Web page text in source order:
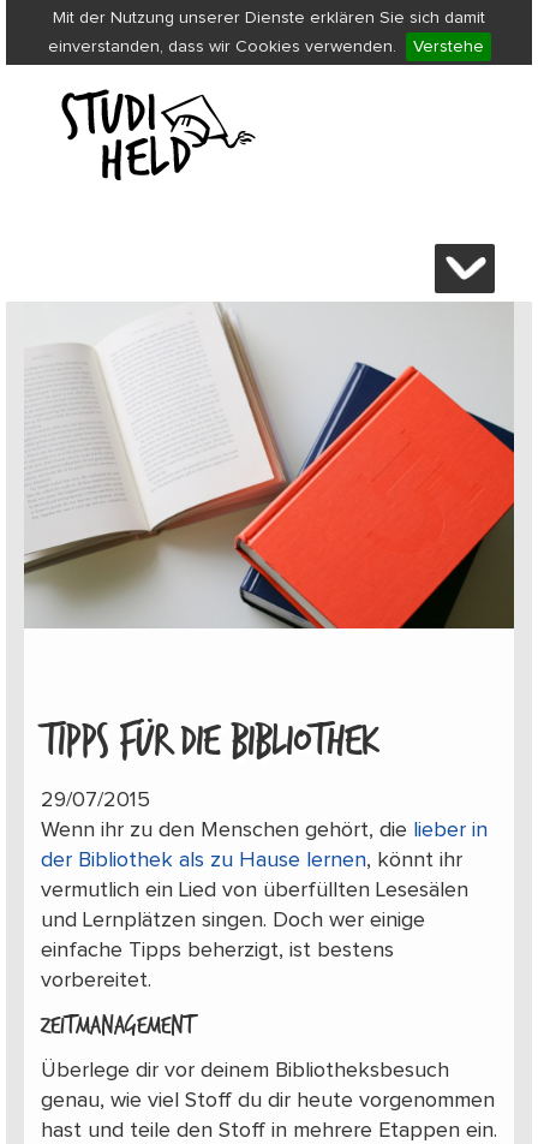
Mit der Nutzung unserer Dienste erklären Sie sich damit
einverstanden, dass wir Cookies verwenden.
Verstehe
TIPPS FÜR DIE BIBLIOTHEK
29/07/2015
Wenn ihr zu den Menschen gehört, die lieber in
der Bibliothek als zu Hause lernen, könnt ihr
vermutlich ein Lied von überfüllten Lesesälen
und Lernplätzen singen. Doch wer einige
einfache Tipps beherzigt, ist bestens
vorbereitet.
Zeitmanagement
Überlege dir vor deinem Bibliotheksbesuch
genau, wie viel Stoff du dir heute vorgenommen
hast und teile den Stoff in mehrere Etappen ein.